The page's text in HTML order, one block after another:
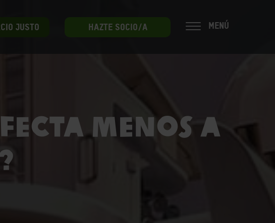
JUSTO HAZTE SOCIO/A MENÚ
menos a